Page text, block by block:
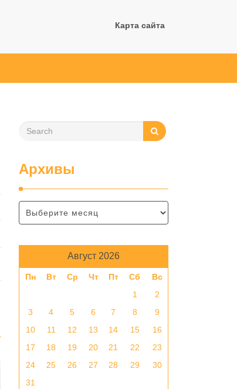
Карта сайта
Архивы
Август 2026
Пн Вт Ср Чт Пт Сб
Вс
1
2
3
4 5 6 7 8
9
10
11 12 13 14 15
16
17
18 19 20 21 22
23
24
25 26 27 28 29
30
31